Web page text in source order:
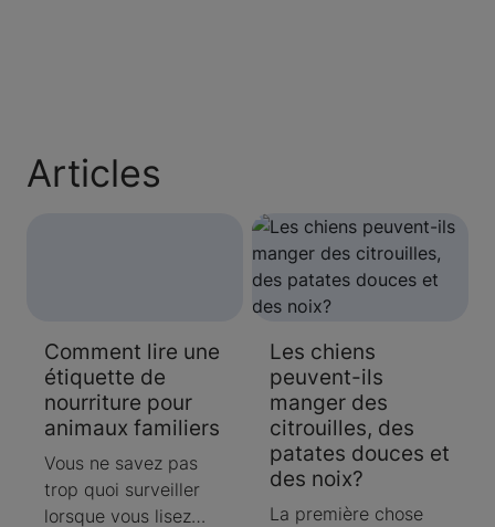
Articles
Comment lire une
étiquette de
nourriture pour
animaux familiers
Vous ne savez pas
trop quoi surveiller
lorsque vous lisez
Les chiens
peuvent-ils
manger des
citrouilles, des
patates douces et
des noix?
La première chose